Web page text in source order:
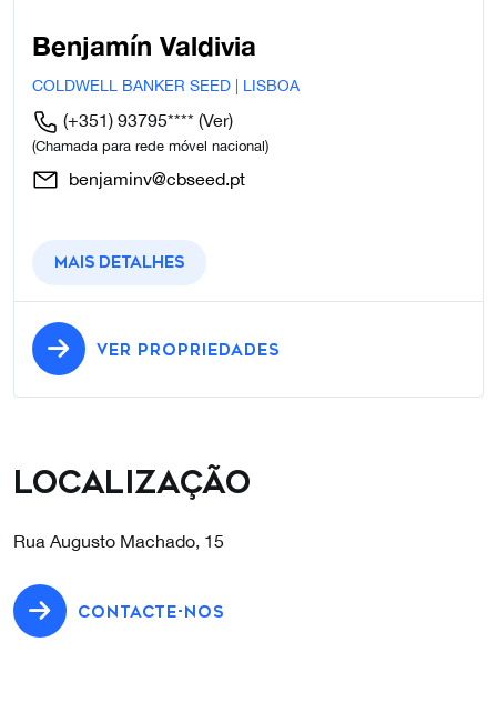
Benjamín Valdivia
COLDWELL BANKER SEED | LISBOA
(+351) 93795**** (Ver)
(Chamada para rede móvel nacional)
benjaminv@cbseed.pt
Mais detalhes
VER PROPRIEDADES
Localização
Rua Augusto Machado, 15
CONTACTE-NOS